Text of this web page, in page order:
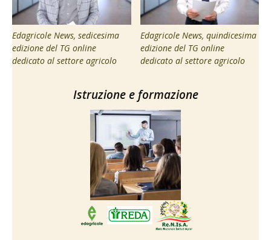
Edagricole News, sedicesima
edizione del TG online
dedicato al settore agricolo
Edagricole News, quindicesima
edizione del TG online
dedicato al settore agricolo
Istruzione e formazione